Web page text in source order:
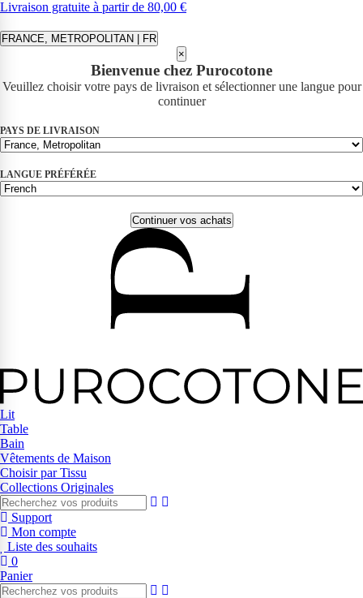
Livraison gratuite à partir de 80,00 €
FRANCE, METROPOLITAN | FR
×
Bienvenue chez Purocotone
Veuillez choisir votre pays de livraison et sélectionner une langue pour
continuer
PAYS DE LIVRAISON
LANGUE PRÉFÉRÉE
Continuer vos achats
Lit
Table
Bain
Vêtements de Maison
Choisir par Tissu
Collections Originales
Support
Mon compte
Liste des souhaits
0
Panier